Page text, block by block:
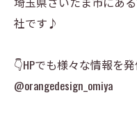
社です♪
👇HPでも様々な情報を
@orangedesign_omiya